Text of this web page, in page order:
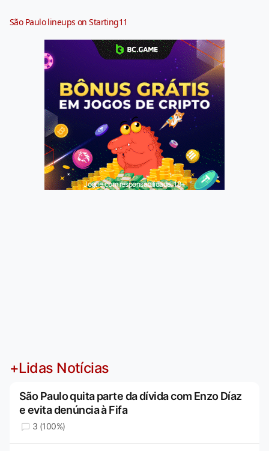
São Paulo lineups on Starting11
Jogue com responsabilidade. 18+
+Lidas Notícias
São Paulo quita parte da dívida com Enzo Díaz
e evita denúncia à Fifa
3 (100%)